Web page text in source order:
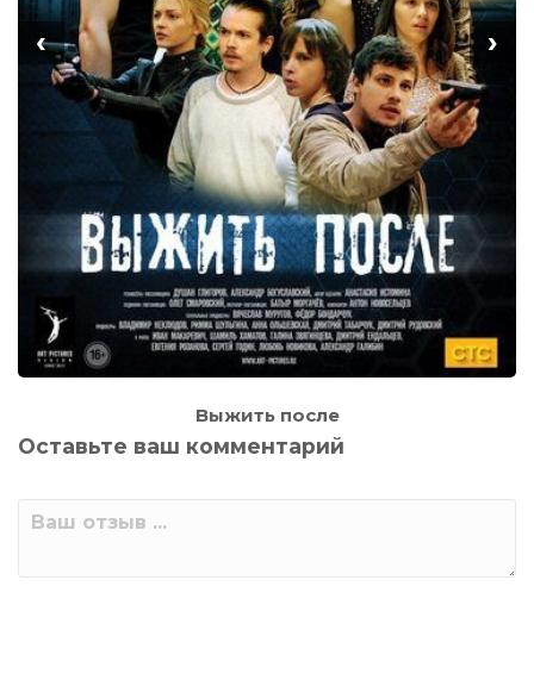
Выжить после
‹ ›
Оставьте ваш комментарий